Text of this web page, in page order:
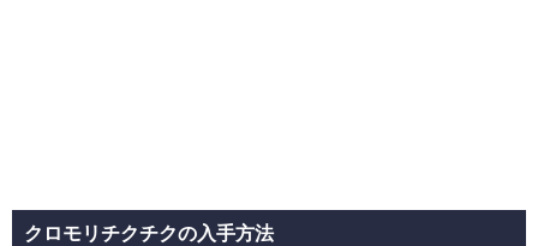
クロモリチクチクの入手方法